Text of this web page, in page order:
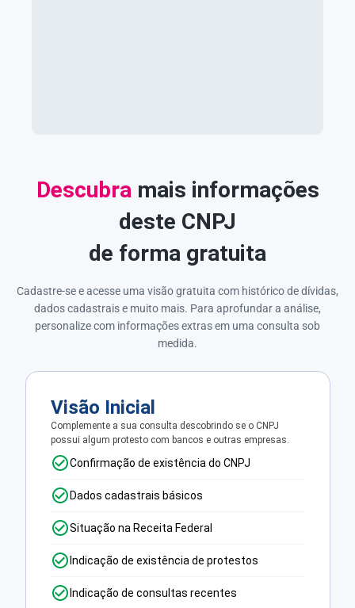
Descubra mais informações
deste CNPJ
de forma gratuita
Cadastre-se e acesse uma visão gratuita com histórico de dívidas,
dados cadastrais e muito mais. Para aprofundar a análise,
personalize com informações extras em uma consulta sob
medida.
Visão Inicial
Complemente a sua consulta descobrindo se o CNPJ
possui algum protesto com bancos e outras empresas.
Confirmação de existência do CNPJ
Dados cadastrais básicos
Situação na Receita Federal
Indicação de existência de protestos
Indicação de consultas recentes